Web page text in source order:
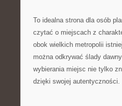
To idealna strona dla osób
czytać o miejscach z
obok wielkich metropolii
można odkrywać ślady
wybierania miejsc nie tylko
dzięki swojej autentyczności.